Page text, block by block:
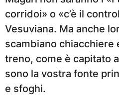
corridoi» o «c’è il
Vesuviana. Ma anche
scambiano chiacchiere
treno, come è capitato
sono la vostra fonte
e sfoghi.